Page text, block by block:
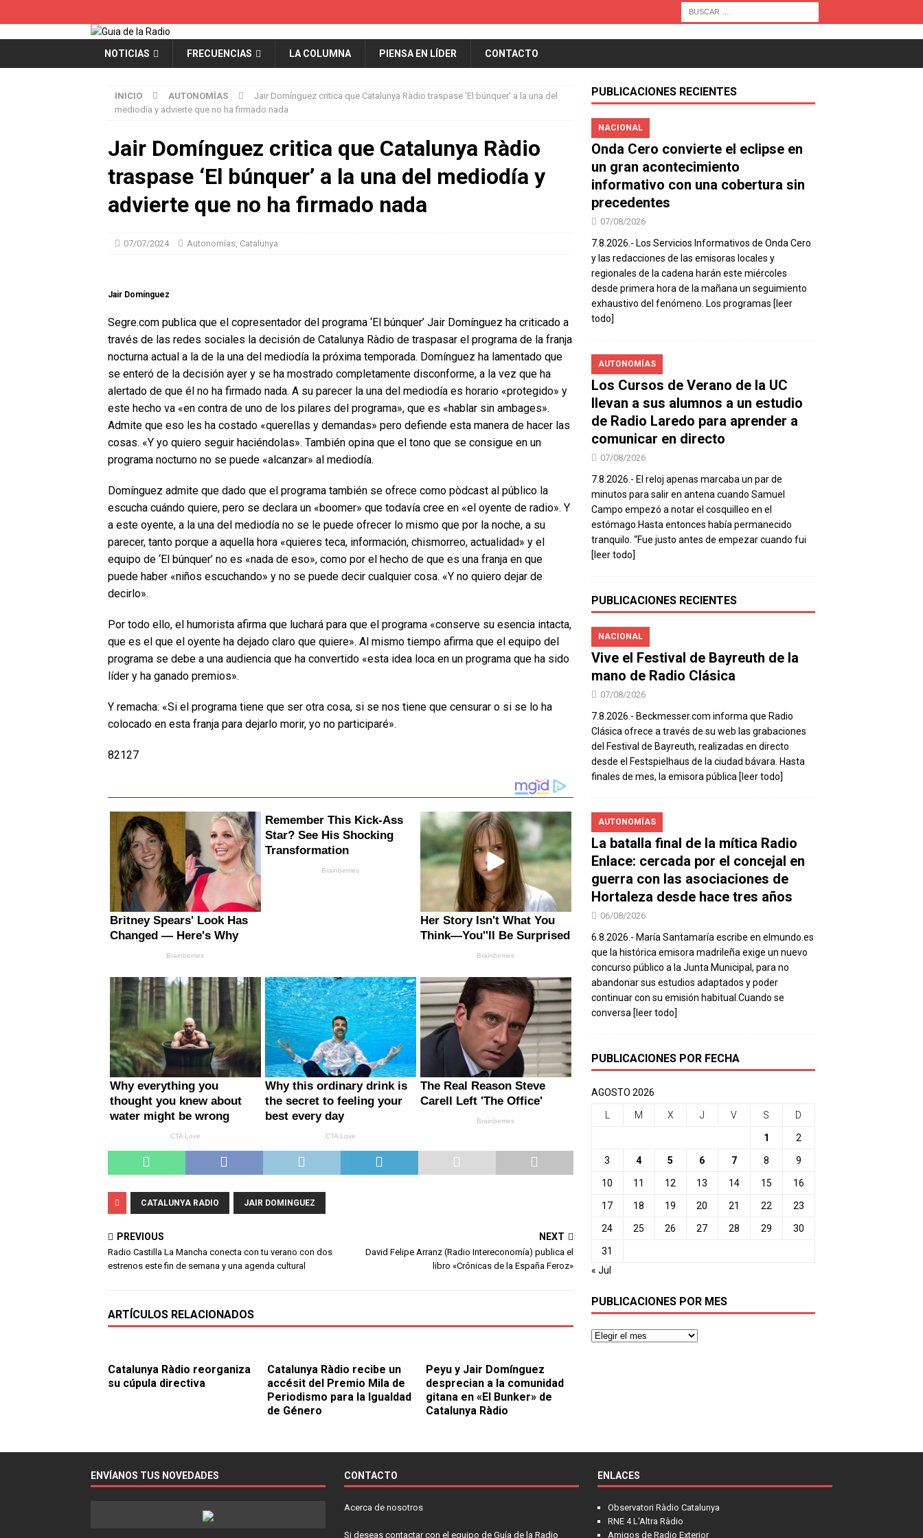
NOTICIAS FRECUENCIAS LA COLUMNA PIENSA EN LÍDER CONTACTO
INICIO AUTONOMÍAS
Jair Domínguez critica que Catalunya Ràdio traspase ‘El búnquer’ a la una del
mediodía y advierte que no ha firmado nada
Jair Domínguez critica que Catalunya Ràdio
traspase ‘El búnquer’ a la una del mediodía y
advierte que no ha firmado nada
07/07/2024 Autonomías, Catalunya
Jair Domínguez
Segre.com publica que el copresentador del programa ‘El búnquer’ Jair Domínguez ha criticado a
través de las redes sociales la decisión de Catalunya Ràdio de traspasar el programa de la franja
nocturna actual a la de la una del mediodía la próxima temporada. Domínguez ha lamentado que
se enteró de la decisión ayer y se ha mostrado completamente disconforme, a la vez que ha
alertado de que él no ha firmado nada. A su parecer la una del mediodía es horario «protegido» y
este hecho va «en contra de uno de los pilares del programa», que es «hablar sin ambages».
Admite que eso les ha costado «querellas y demandas» pero defiende esta manera de hacer las
cosas. «Y yo quiero seguir haciéndolas». También opina que el tono que se consigue en un
programa nocturno no se puede «alcanzar» al mediodía.
Domínguez admite que dado que el programa también se ofrece como pòdcast al público la
escucha cuándo quiere, pero se declara un «boomer» que todavía cree en «el oyente de radio». Y
a este oyente, a la una del mediodía no se le puede ofrecer lo mismo que por la noche, a su
parecer, tanto porque a aquella hora «quieres teca, información, chismorreo, actualidad» y el
equipo de ‘El búnquer’ no es «nada de eso», como por el hecho de que es una franja en que
puede haber «niños escuchando» y no se puede decir cualquier cosa. «Y no quiero dejar de
decirlo».
Por todo ello, el humorista afirma que luchará para que el programa «conserve su esencia intacta,
que es el que el oyente ha dejado claro que quiere». Al mismo tiempo afirma que el equipo del
programa se debe a una audiencia que ha convertido «esta idea loca en un programa que ha sido
líder y ha ganado premios».
Y remacha: «Si el programa tiene que ser otra cosa, si se nos tiene que censurar o si se lo ha
colocado en esta franja para dejarlo morir, yo no participaré».
82127
CATALUNYA RADIO JAIR DOMINGUEZ
PREVIOUS
Radio Castilla La Mancha conecta con tu verano con dos
estrenos este fin de semana y una agenda cultural
NEXT
David Felipe Arranz (Radio Intereconomía) publica el
libro «Crónicas de la España Feroz»
ARTÍCULOS RELACIONADOS
Catalunya Ràdio reorganiza
su cúpula directiva
Catalunya Ràdio recibe un
accésit del Premio Mila de
Periodismo para la Igualdad
de Género
Peyu y Jair Domínguez
desprecian a la comunidad
gitana en «El Bunker» de
Catalunya Ràdio
PUBLICACIONES RECIENTES
NACIONAL
Onda Cero convierte el eclipse en
un gran acontecimiento
informativo con una cobertura sin
precedentes
07/08/2026
7.8.2026.- Los Servicios Informativos de Onda Cero
y las redacciones de las emisoras locales y
regionales de la cadena harán este miércoles
desde primera hora de la mañana un seguimiento
exhaustivo del fenómeno. Los programas [leer
todo]
AUTONOMÍAS
Los Cursos de Verano de la UC
llevan a sus alumnos a un estudio
de Radio Laredo para aprender a
comunicar en directo
07/08/2026
7.8.2026.- El reloj apenas marcaba un par de
minutos para salir en antena cuando Samuel
Campo empezó a notar el cosquilleo en el
estómago.Hasta entonces había permanecido
tranquilo. “Fue justo antes de empezar cuando fui
[leer todo]
PUBLICACIONES RECIENTES
NACIONAL
Vive el Festival de Bayreuth de la
mano de Radio Clásica
07/08/2026
7.8.2026.- Beckmesser.com informa que Radio
Clásica ofrece a través de su web las grabaciones
del Festival de Bayreuth, realizadas en directo
desde el Festspielhaus de la ciudad bávara. Hasta
finales de mes, la emisora pública [leer todo]
AUTONOMÍAS
La batalla final de la mítica Radio
Enlace: cercada por el concejal en
guerra con las asociaciones de
Hortaleza desde hace tres años
06/08/2026
6.8.2026.- María Santamaría escribe en elmundo.es
que la histórica emisora madrileña exige un nuevo
concurso público a la Junta Municipal, para no
abandonar sus estudios adaptados y poder
continuar con su emisión habitual.Cuando se
conversa [leer todo]
PUBLICACIONES POR FECHA
AGOSTO 2026
M X J V S D
1 2
3 4 5 6 7 8 9
10 11 12 13 14 15 16
17 18 19 20 21 22 23
24 25 26 27 28 29 30
31
« Jul
PUBLICACIONES POR MES
ENVÍANOS TUS NOVEDADES CONTACTO
Acerca de nosotros
Si deseas contactar con el equipo de Guía de la Radio
ENLACES
Observatori Ràdio Catalunya
RNE 4 L'Altra Ràdio
Amigos de Radio Exterior